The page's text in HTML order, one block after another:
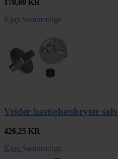
170,00 KR
Kjøp Sammenlign
Vrider hastighetsbryter sølv
426,25 KR
Kjøp Sammenlign